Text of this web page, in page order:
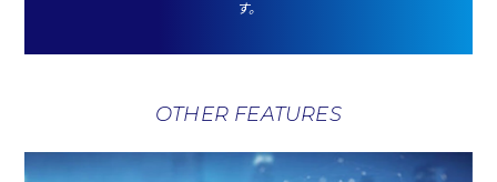
す。
OTHER FEATURES